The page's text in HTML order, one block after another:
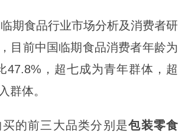
临期食品行业市场分析及消费者研
目前中国临期食品消费者年龄为
47.8%，超七成为青年群体，超
群体。
的前三大品类分别是包装零食